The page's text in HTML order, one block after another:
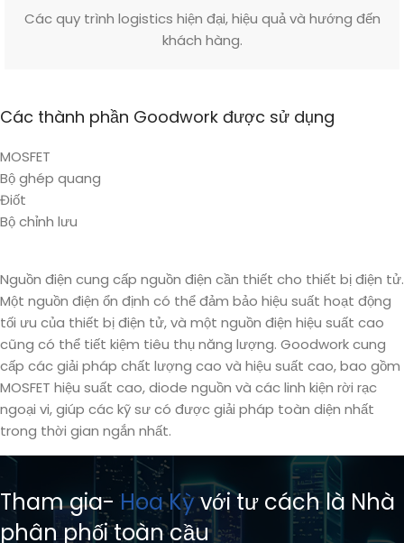
Các quy trình logistics hiện đại, hiệu quả và hướng đến
khách hàng.
Các thành phần Goodwork được sử dụng
MOSFET
Bộ ghép quang
Điốt
Bộ chỉnh lưu
Nguồn điện cung cấp nguồn điện cần thiết cho thiết bị điện tử.
Một nguồn điện ổn định có thể đảm bảo hiệu suất hoạt động
tối ưu của thiết bị điện tử, và một nguồn điện hiệu suất cao
cũng có thể tiết kiệm tiêu thụ năng lượng. Goodwork cung
cấp các giải pháp chất lượng cao và hiệu suất cao, bao gồm
MOSFET hiệu suất cao, diode nguồn và các linh kiện rời rạc
ngoại vi, giúp các kỹ sư có được giải pháp toàn diện nhất
trong thời gian ngắn nhất.
Tham gia- Hoa Kỳvới tư cách là Nhà
phân phối toàn cầu